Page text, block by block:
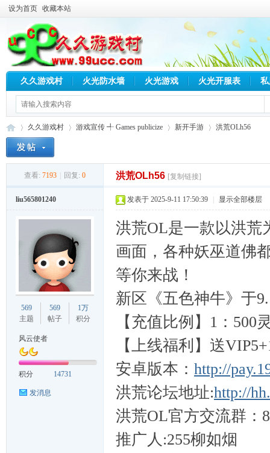
设为首页 收藏本站
久久游戏村 火光防水墙 火光游戏 火光开服表
久久游戏村
›
游戏宣传 ╃ Games publicize
›
新开手游 洪荒OLh56
查看: 7193 回复: 0 洪荒OLh56 [复制链接]
liu565801240
569
主题
569
帖子
1万
积分
风云使者
积分 14731
发消息
发表于 2025-9-11 17:50:39 显示全部楼层
洪荒OL是一款以洪荒
画面，各种妖巫道佛
等你来战！
新区《五色神牛》于
【充值比例】1：500
【上线福利】送
安卓版本： http://
洪荒论坛地址:http://
洪荒OL官方交流群：
推广人:255柳如烟